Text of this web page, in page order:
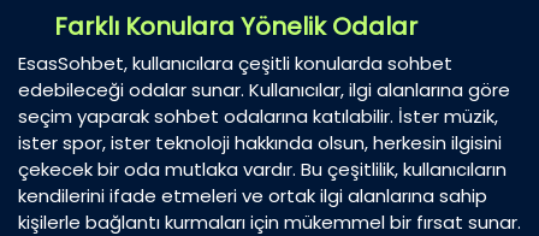
Farklı Konulara Yönelik Odalar
EsasSohbet, kullanıcılara çeşitli konularda sohbet
edebileceği odalar sunar. Kullanıcılar, ilgi alanlarına göre
seçim yaparak sohbet odalarına katılabilir. İster müzik,
ister spor, ister teknoloji hakkında olsun, herkesin ilgisini
çekecek bir oda mutlaka vardır. Bu çeşitlilik, kullanıcıların
kendilerini ifade etmeleri ve ortak ilgi alanlarına sahip
kişilerle bağlantı kurmaları için mükemmel bir fırsat sunar.